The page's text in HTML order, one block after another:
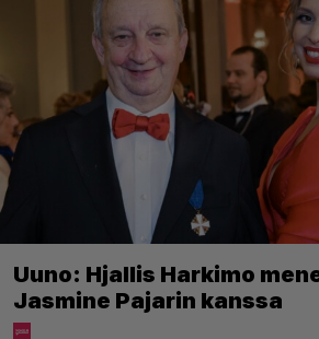
Uuno: Hjallis Harkimo
Jasmine Pajarin kanssa